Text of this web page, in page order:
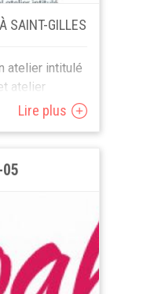
SAINT-GILLES
atelier intitulé
atelier
et
Lire plus